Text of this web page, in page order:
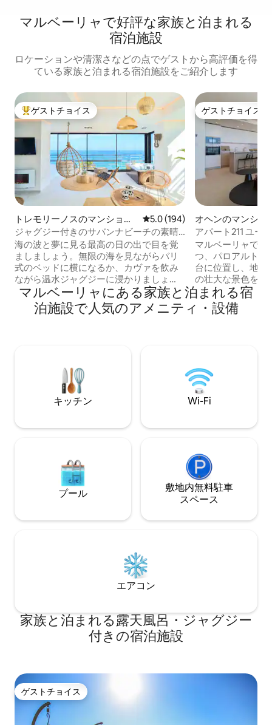
マルベーリャで好評な家族と泊まれる
宿泊施設
ロケーションや清潔さなどの点でゲストから高評価を得
ている家族と泊まれる宿泊施設をご紹介します
大好評のゲストチョイスです。
ゲストチョイス
トレモリーノスのマンショ
ン・アパート
レビュー194件、5つ星中5.0つ
5.0 (194)
ジャグジー付きのサバンナビーチの素晴
らしいアパート
海の波と夢に見る最高の日の出で目を覚
ましましょう。無限の海を見ながらバリ
式のベッドに横になるか、カヴァを飲み
ながら温水ジャグジーに浸かりましょ
う。サバンナ ビーチは、魅力的で魔法の
ような場所でリラックスした休暇を過ご
すために設計されています。サバンナ ビ
も居心地がよくロマンチックで、景色は
素晴らしいです。リビングのガラス窓は
互いにスライドし、バルコニーは海に完
全に開放されています。テラスエリアに
照明付きの温水ジャグジー、本を読んだ
には海が見える寝室が2室あります。その
うちの 1 つは完全にガラス張りで、広く
明るい空間になっています。リビングル
ームと 2 つの寝室の両方の窓には、就寝
るための自動不透明ブラインドが装備さ
トレスと低反発フォームを備えていま
す。各ベッドには、低反発枕 2 個と通常
の枕 2 個が用意されています。アパート
には2つのフルバスルームがあり、そのう
ームは床と同じ高さにあり、水は天井か
ら雨のように降り注ぎます。洗面台は天
然石製です。Netflixが見られるスマート
いの国のすべてのテレビチャンネルをご
覧いただけます。また、テレビを壁から
外して回転させ、ソファから見ることも
できます。白い天然リネンのソファは、
160x200 の大きなベッドに変わります。
ゲストチョイス
ゲストチョイス
オヘンのマンショ
ト
アパート211 ユー
マルベーリャで最
つ、パロアルトに
台に位置し、地中
の壮大な景色を楽
の家は、高品質な
しく装飾されてお
ンプランレイア
しい海の景色を楽
専用の地下駐車ス
ル、ジム、ヘルス
届いた庭園、サウ
ただけます。
マルベーリャにある家族と泊まれる宿
泊施設で人気のアメニティ・設備
キッチン Wi-Fi
プール
敷地内無料駐⁠車
ス⁠ペ⁠ー⁠ス
エアコン
家族と泊まれる露天風呂・ジャグジー
付きの宿泊施設
ゲストチョイス
ゲストチョイス